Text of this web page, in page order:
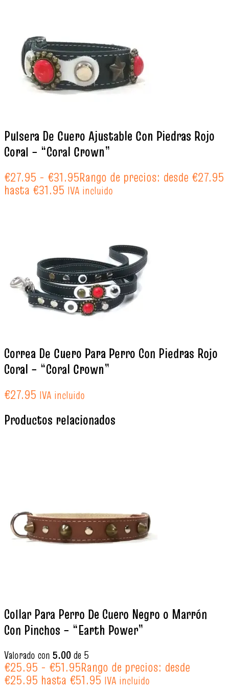
Pulsera De Cuero Ajustable Con Piedras Rojo
Coral – “Coral Crown”
€27.95 - €31.95Rango de precios: desde €27.95
hasta €31.95 IVA incluido
Correa De Cuero Para Perro Con Piedras Rojo
Coral – “Coral Crown”
€27.95 IVA incluido
Productos relacionados
Collar Para Perro De Cuero Negro o Marrón
Con Pinchos – “Earth Power”
Valorado con 5.00de 5
€25.95 - €51.95Rango de precios: desde
€25.95 hasta €51.95 IVA incluido